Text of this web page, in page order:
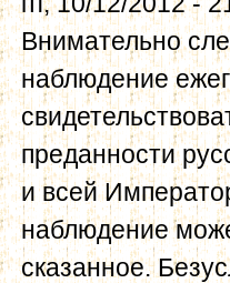
Внимательно
наблюдение
преданности
и всей
наблюдение
сказанное.